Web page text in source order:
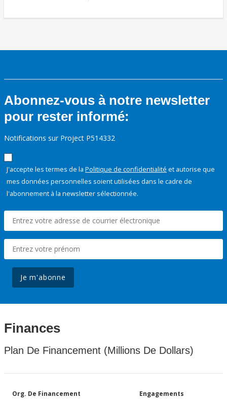
Abonnez-vous à notre newsletter
pour rester informé:
Notifications sur Project P514332
J'accepte les termes de la Politique de confidentialité et autorise que
mes données personnelles soient utilisées dans le cadre de
l'abonnement à la newsletter sélectionnée.
Je m'abonne
Finances
Plan De Financement (Millions De Dollars)
Org. De Financement Engagements